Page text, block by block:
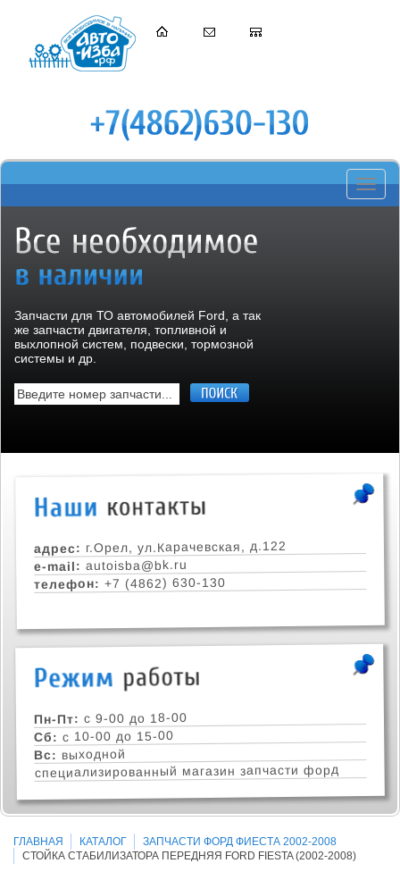
Toggle
Запчасти для ТО автомобилей Ford, а так
же запчасти двигателя, топливной и
выхлопной систем, подвески, тормозной
системы и др.
адрес: г.Орел, ул.Карачевская, д.122
e-mail: autoisba@bk.ru
телефон: +7 (4862) 630-130
Пн-Пт: с 9-00 до 18-00
Сб: с 10-00 до 15-00
Вс: выходной
специализированный магазин запчасти форд
ГЛАВНАЯ КАТАЛОГ
ЗАПЧАСТИ ФОРД ФИЕСТА 2002-2008
СТОЙКА СТАБИЛИЗАТОРА ПЕРЕДНЯЯ FORD FIESTA (2002-2008)